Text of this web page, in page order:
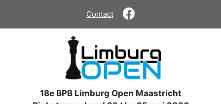
de
Contact
18e BPB Limburg Open Maastricht